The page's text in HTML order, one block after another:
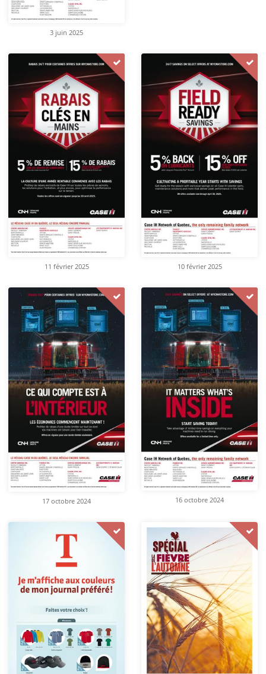
3 juin 2025
11 février 2025 10 février 2025
17 octobre 2024 16 octobre 2024